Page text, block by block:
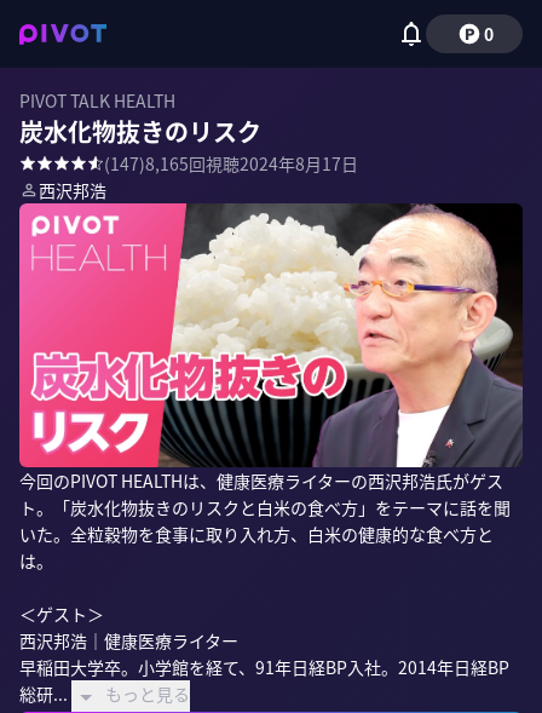
0
PIVOT TALK HEALTH
炭水化物抜きのリスク
(147)8,165回視聴2024年8月17日
西沢邦浩
今回のPIVOT HEALTHは、健康医療ライターの西沢邦浩氏がゲス
ト。「炭水化物抜きのリスクと白米の食べ方」をテーマに話を聞
いた。全粒穀物を食事に取り入れ方、白米の健康的な食べ方と
は。
＜ゲスト＞
西沢邦浩｜健康医療ライター
早稲田大学卒。小学館を経て、91年日経BP入社。2014年日経BP
総研...
もっと見る